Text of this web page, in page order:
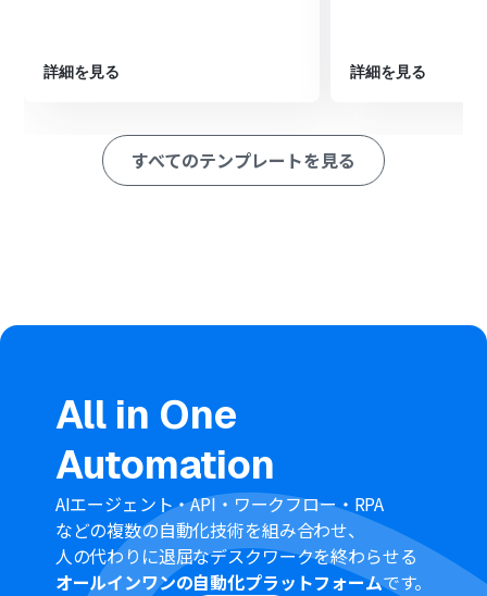
ション
したいデータベース（ページ）を任意で選択してくださ
Notionの各項目に、Re:lationから取得したチケットの件
Re:lation、AirtableのそれぞれとYoomを連携してくださ
ご利用プラン によって最短の起動間隔が異なりますので、
ご注意ください。
詳細を見る 詳細を見る
すべてのテンプレートを見る
All in One
Automation
AIエージェント・API・ワークフロー・RPA
などの複数の自動化技術を組み合わせ、
人の代わりに退屈なデスクワークを終わらせる
オールインワンの自動化プラットフォームです。